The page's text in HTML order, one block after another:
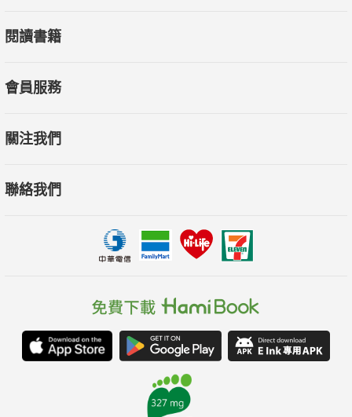
→你為什麼要喜歡自己？不用一定要喜歡自己，「不那麼討厭自
✓不必改變自己，請想一想，對方有重要到值得讓你改變自己
✓不必費心去迎合對方，比起被你討厭的人討厭，「被喜歡」才
✓不必對自己那麼嚴格。對自己親切，不會造成別人的困擾。
✓不必每件事都親力而為，即使你做得到，也沒人規定你非做不
✓不必為了消除壓力而做什麼，試著「什麼都不做」吧！
♥ 當你能「察覺」到壓力，就已經離「消除壓力」不遠了
Poche開設的診所，網路和面談諮商經常排到好幾個月之後，為
了能照顧到更多有煩惱的人，他開始在社群網站上發文，並挑選
閱讀書籍
會員服務
關注我們
聯絡我們